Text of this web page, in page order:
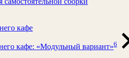
кафе
кафе: «Модульный вариант»6